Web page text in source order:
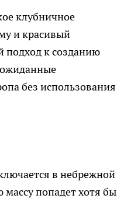
клубничное
и красивый
подход к созданию
без использования
в небрежной
попадет хотя бы